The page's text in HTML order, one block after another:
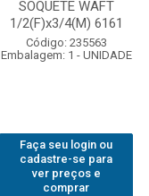
BRASFORT COB MESA
7844
Código: 310379
Embalagem: 1 - UNIDADE
Faça seu login ou
cadastre-se para
ver preços e
comprar